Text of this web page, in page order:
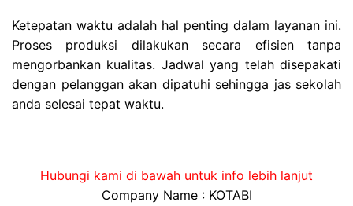
Ketepatan waktu adalah hal penting dalam layanan ini.
Proses produksi dilakukan secara efisien tanpa
mengorbankan kualitas. Jadwal yang telah disepakati
dengan pelanggan akan dipatuhi sehingga jas sekolah
anda selesai tepat waktu.
Hubungi kami di bawah untuk info lebih lanjut
Company Name : KOTABI